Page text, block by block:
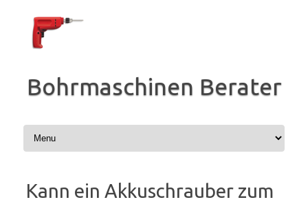
springen
Bohrmaschinen Berater
Kann ein Akkuschrauber zum